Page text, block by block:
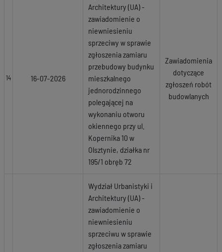
14 16-07-2026
Architektury (UA) -
zawiadomienie o
niewniesieniu
sprzeciwy w sprawie
zgłoszenia zamiaru
przebudowy budynku
mieszkalnego
jednorodzinnego
polegającej na
wykonaniu otworu
okiennego przy ul.
Kopernika 10 w
Olsztynie, działka nr
195/1 obręb 72
Zawiadomienia
dotyczące
zgłoszeń robót
budowlanych
Wydział Urbanistyki i
Architektury (UA) -
zawiadomienie o
niewniesieniu
sprzeciwu w sprawie
zgłoszenia zamiaru